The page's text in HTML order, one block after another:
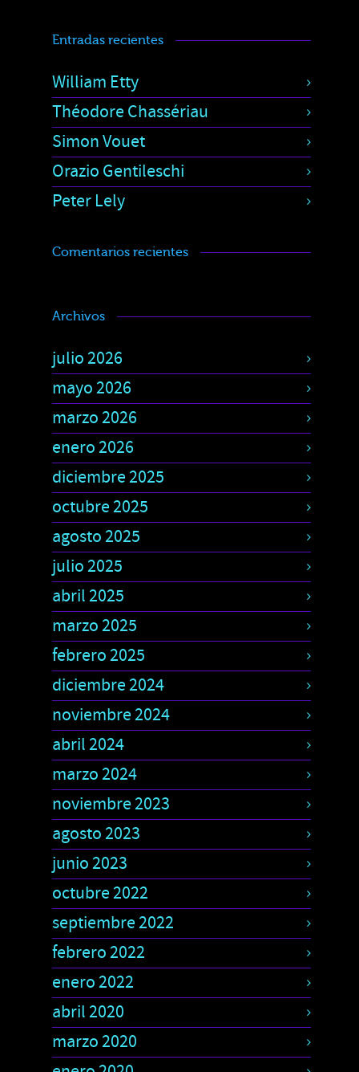
Entradas recientes
William Etty
Théodore Chassériau
Simon Vouet
Orazio Gentileschi
Peter Lely
Comentarios recientes
Archivos
julio 2026
mayo 2026
marzo 2026
enero 2026
diciembre 2025
octubre 2025
agosto 2025
julio 2025
abril 2025
marzo 2025
febrero 2025
diciembre 2024
noviembre 2024
abril 2024
marzo 2024
noviembre 2023
agosto 2023
junio 2023
octubre 2022
septiembre 2022
febrero 2022
enero 2022
abril 2020
marzo 2020